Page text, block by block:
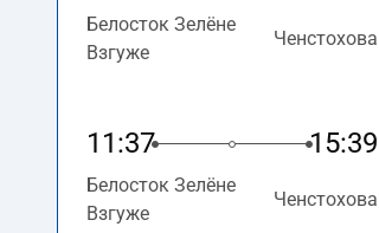
Белосток Зелёне
Взгуже
Ченстохова
11:37 15:39
Белосток Зелёне
Взгуже
Ченстохова